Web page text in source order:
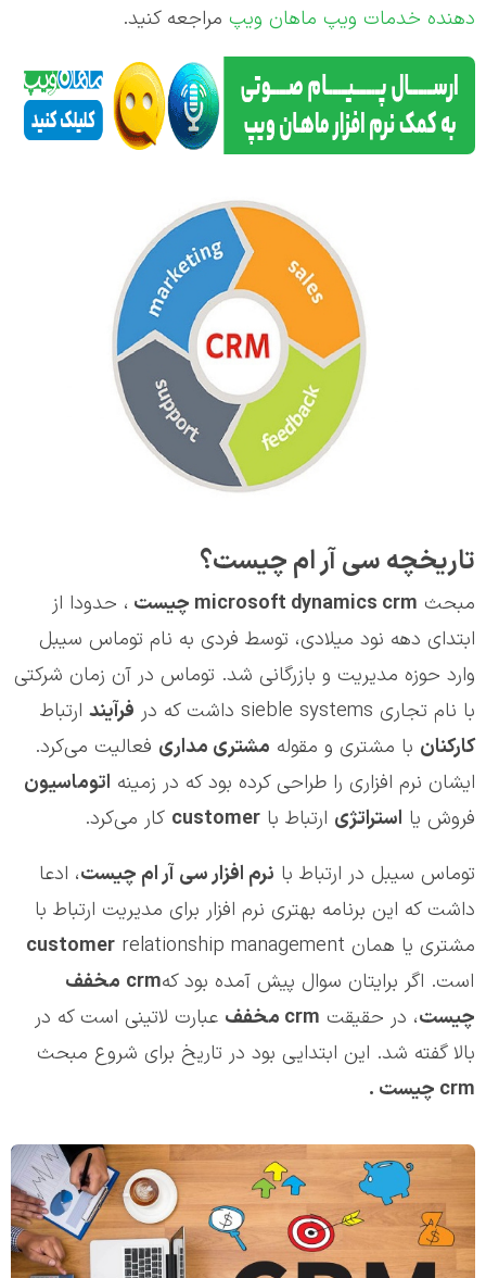
دهنده خدمات ویپ ماهان ویپ مراجعه کنید.
تاریخچه سي آر ام چیست؟
مبحث microsoft dynamics crm چیست ، حدودا از
ابتدای دهه نود میلادی، توسط فردی به نام توماس سیبل
وارد حوزه مدیریت و بازرگانی شد. توماس در آن زمان شرکتی
با نام تجاری sieble systems داشت که در
فرآیند ارتباط
کارکنان با مشتری و مقوله مشتري مداري فعالیت می‌کرد.
ایشان نرم افزاری را طراحی کرده بود که در زمینه اتوماسیون
فروش یا استراتژی ارتباط با customer کار می‌کرد.
توماس سیبل در ارتباط با نرم افزار سي آر ام چیست، ادعا
داشت که این برنامه بهتری نرم افزار برای مدیریت ارتباط با
مشتری یا همان
customer relationship management
است. اگر برایتان سوال پیش آمده بود کهcrm مخفف
چیست، در حقیقت crm مخفف عبارت لاتینی است که در
بالا گفته شد. این ابتدایی بود در تاریخ برای شروع مبحث
crm چیست .